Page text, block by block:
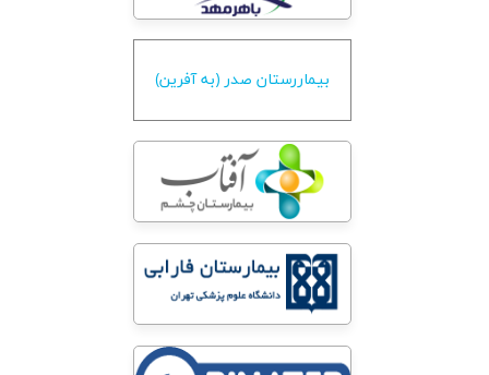
بيماررستان صدر (به آفرين)